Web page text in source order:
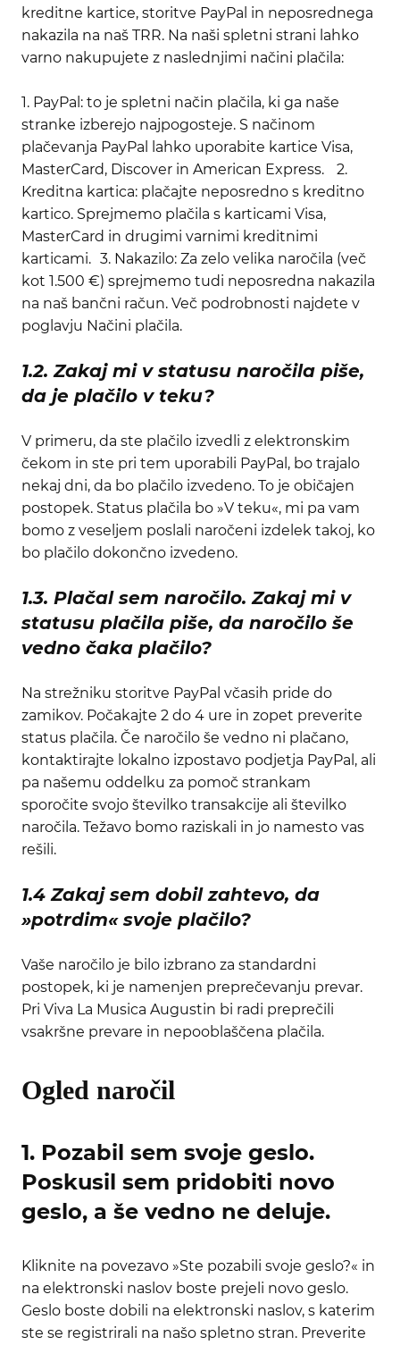
kreditne kartice, storitve PayPal in neposrednega
nakazila na naš TRR. Na naši spletni strani lahko
varno nakupujete z naslednjimi načini plačila:
1. PayPal: to je spletni način plačila, ki ga naše
stranke izberejo najpogosteje. S načinom
plačevanja PayPal lahko uporabite kartice Visa,
MasterCard, Discover in American Express.
2.
Kreditna kartica: plačajte neposredno s kreditno
kartico. Sprejmemo plačila s karticami Visa,
MasterCard in drugimi varnimi kreditnimi
karticami. 3. Nakazilo: Za zelo velika naročila (več
kot 1.500 €) sprejmemo tudi neposredna nakazila
na naš bančni račun. Več podrobnosti najdete v
poglavju Načini plačila.
1.2. Zakaj mi v statusu naročila piše,
da je plačilo v teku?
V primeru, da ste plačilo izvedli z elektronskim
čekom in ste pri tem uporabili PayPal, bo trajalo
nekaj dni, da bo plačilo izvedeno. To je običajen
postopek. Status plačila bo »V teku«, mi pa vam
bomo z veseljem poslali naročeni izdelek takoj, ko
bo plačilo dokončno izvedeno.
1.3. Plačal sem naročilo. Zakaj mi v
statusu plačila piše, da naročilo še
vedno čaka plačilo?
Na strežniku storitve PayPal včasih pride do
zamikov. Počakajte 2 do 4 ure in zopet preverite
status plačila. Če naročilo še vedno ni plačano,
kontaktirajte lokalno izpostavo podjetja PayPal, ali
pa našemu oddelku za pomoč strankam
sporočite svojo številko transakcije ali številko
naročila. Težavo bomo raziskali in jo namesto vas
rešili.
1.4 Zakaj sem dobil zahtevo, da
»potrdim« svoje plačilo?
Vaše naročilo je bilo izbrano za standardni
postopek, ki je namenjen preprečevanju prevar.
Pri Viva La Musica Augustin bi radi preprečili
vsakršne prevare in nepooblaščena plačila.
Ogled naročil
1. Pozabil sem svoje geslo.
Poskusil sem pridobiti novo
geslo, a še vedno ne deluje.
Kliknite na povezavo »Ste pozabili svoje geslo?« in
na elektronski naslov boste prejeli novo geslo.
Geslo boste dobili na elektronski naslov, s katerim
ste se registrirali na našo spletno stran. Preverite